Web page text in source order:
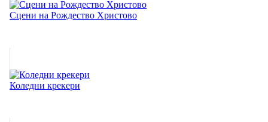
Сцени на Рождество Христово
Коледни крекери